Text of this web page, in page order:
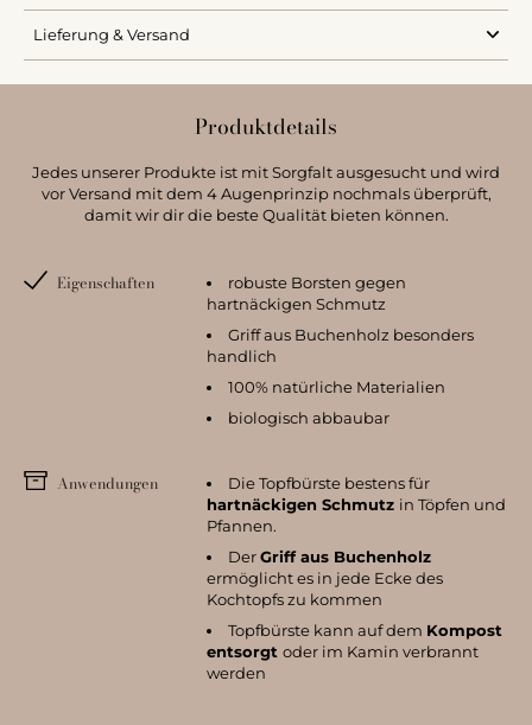
Lieferung & Versand
Produktdetails
Jedes unserer Produkte ist mit Sorgfalt ausgesucht und wird
vor Versand mit dem 4 Augenprinzip nochmals überprüft,
damit wir dir die beste Qualität bieten können.
Eigenschaften
robuste Borsten gegen
hartnäckigen Schmutz
Griff aus Buchenholz besonders
handlich
100% natürliche Materialien
biologisch abbaubar
Anwendungen
Die Topfbürste bestens für
hartnäckigen Schmutz in Töpfen und
Pfannen.
Der Griff aus Buchenholz
ermöglicht es in jede Ecke des
Kochtopfs zu kommen
Topfbürste kann auf dem Kompost
entsorgt oder im Kamin verbrannt
werden